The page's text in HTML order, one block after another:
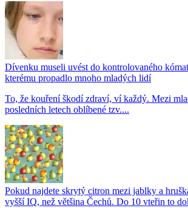
Dívenku museli uvést do kontrolovaného
kterému propadlo mnoho mladých lidí
To, že kouření škodí zdraví, ví každý. Mezi
posledních letech oblíbené tzv....
Pokud najdete skrytý citron mezi jablky a
vyšší IQ, než většina Čechů. Do 10 vteřin to